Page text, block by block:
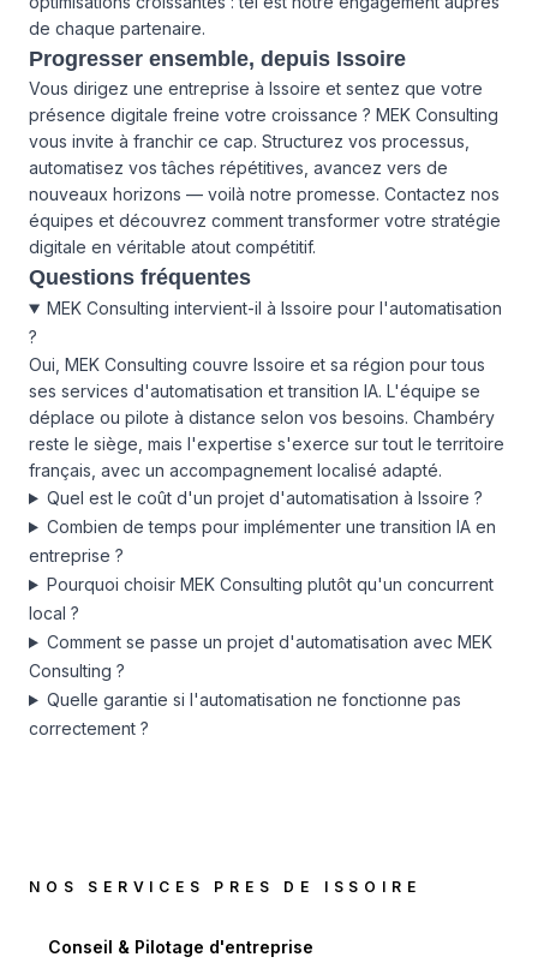
de chaque partenaire.
Progresser ensemble, depuis Issoire
Vous dirigez une entreprise à Issoire et sentez que votre
présence digitale freine votre croissance ? MEK Consulting
vous invite à franchir ce cap. Structurez vos processus,
automatisez vos tâches répétitives, avancez vers de
nouveaux horizons — voilà notre promesse. Contactez nos
équipes et découvrez comment transformer votre stratégie
digitale en véritable atout compétitif.
Questions fréquentes
MEK Consulting intervient-il à Issoire pour l'automatisation
?
Oui, MEK Consulting couvre Issoire et sa région pour tous
ses services d'automatisation et transition IA. L'équipe se
déplace ou pilote à distance selon vos besoins. Chambéry
reste le siège, mais l'expertise s'exerce sur tout le territoire
français, avec un accompagnement localisé adapté.
Quel est le coût d'un projet d'automatisation à Issoire ?
Combien de temps pour implémenter une transition IA en
entreprise ?
Pourquoi choisir MEK Consulting plutôt qu'un concurrent
local ?
Comment se passe un projet d'automatisation avec MEK
Consulting ?
Quelle garantie si l'automatisation ne fonctionne pas
correctement ?
NOS SERVICES PRES DE ISSOIRE
Conseil & Pilotage d'entreprise